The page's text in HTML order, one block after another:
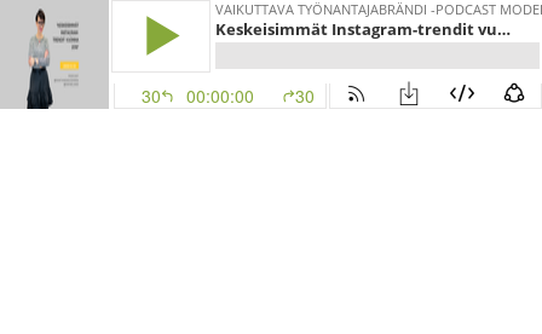
VAIKUTTAVA TYÖNANTAJABRÄNDI -PODCAST
Keskeisimmät Instagram-trendit vuonna 2018
30 00:00:00 30